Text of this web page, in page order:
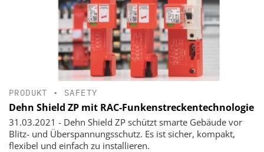
PRODUKT • SAFETY
Dehn Shield ZP mit RAC-Funkenstreckentechnologie
31.03.2021 - Dehn Shield ZP schützt smarte Gebäude vor
Blitz- und Überspannungsschutz. Es ist sicher, kompakt,
flexibel und einfach zu installieren.